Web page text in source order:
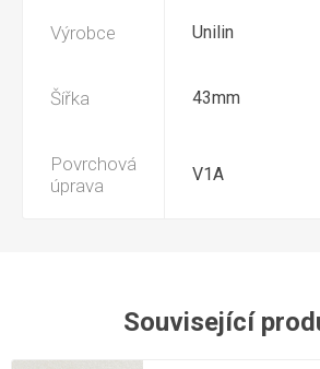
Výrobce Unilin
Šířka 43mm
Povrchová
úprava
V1A
Související